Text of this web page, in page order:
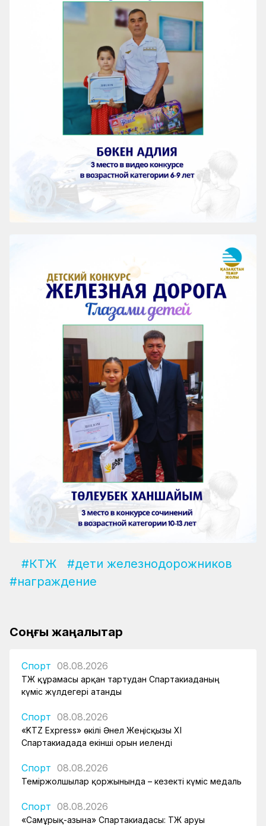
#КТЖ
#дети железнодорожников
#награждение
Соңғы жаңалықтар
Спорт 08.08.2026
ҚТЖ құрамасы арқан тартудан Спартакиаданың
күміс жүлдегері атанды
Спорт 08.08.2026
«KTZ Express» өкілі Әнел Жеңісқызы XI
Спартакиадада екінші орын иеленді
Спорт 08.08.2026
Теміржолшылар қоржынында – кезекті күміс медаль
Спорт 08.08.2026
«Самұрық-Қазына» Спартакиадасы: ҚТЖ аруы